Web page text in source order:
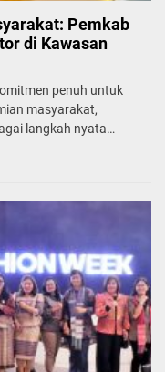
Pemkab
di Kawasan
penuh untuk
masyarakat,
langkah nyata